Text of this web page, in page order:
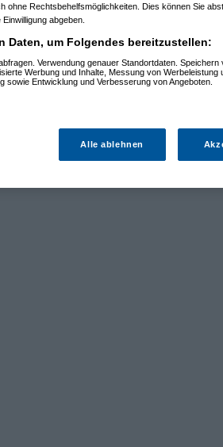
ohne Rechtsbehelfsmöglichkeiten. Dies können Sie
abgeben.
Daten, um Folgendes bereitzustellen:
Verwendung genauer Standortdaten. Speichern
Werbung und Inhalte, Messung von Werbeleistung
Entwicklung und Verbesserung von Angeboten.
Alle ablehnen